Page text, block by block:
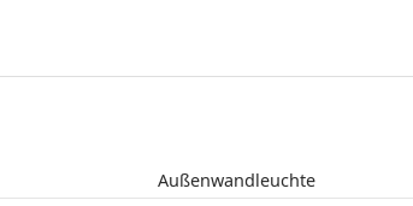
Außenwandleuchte